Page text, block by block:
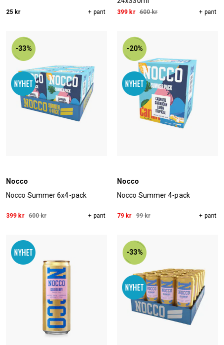
25 kr + pant 399 kr 600 kr + pant
-33%
Nocco
Nocco Summer 6x4-pack
399 kr 600 kr + pant
-20%
Nocco
Nocco Summer 4-pack
79 kr 99 kr + pant
-33%